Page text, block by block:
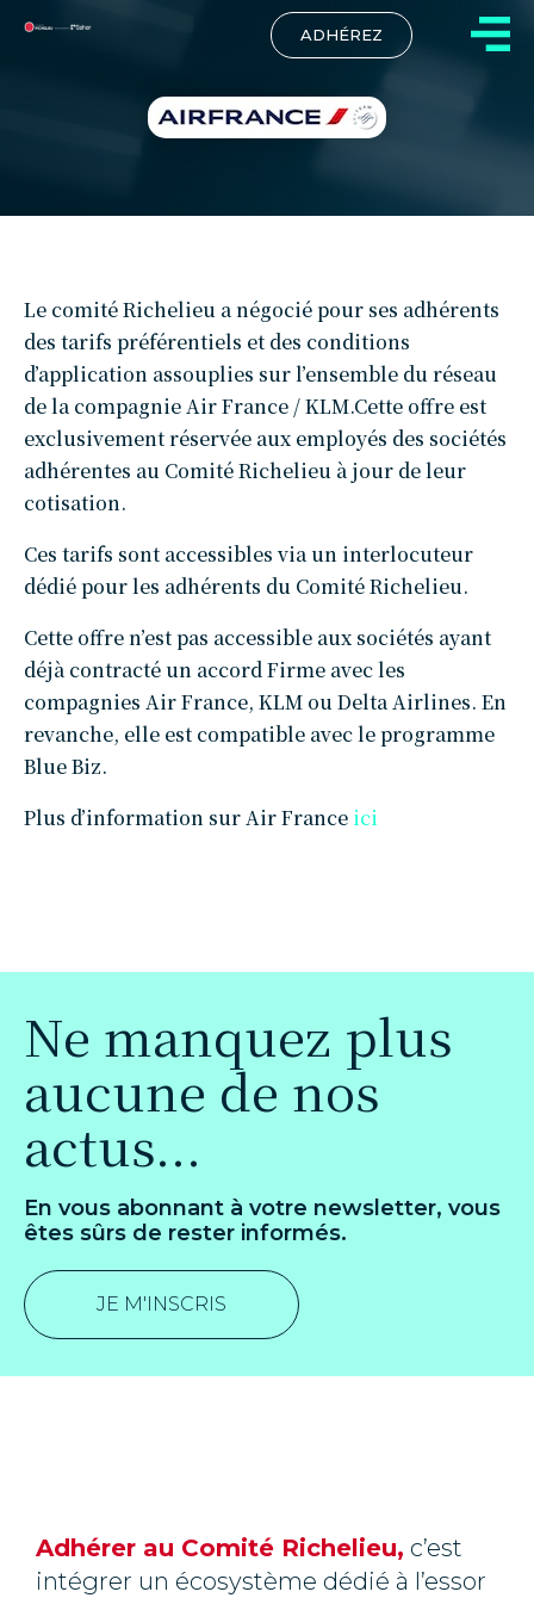
ADHÉREZ
CNRS
Le comité Richelieu a négocié pour ses adhérents
des tarifs préférentiels et des conditions
d’application assouplies sur l’ensemble du réseau
de la compagnie Air France / KLM.Cette offre est
exclusivement réservée aux employés des sociétés
adhérentes au Comité Richelieu à jour de leur
cotisation.
Ces tarifs sont accessibles via un interlocuteur
dédié pour les adhérents du Comité Richelieu.
Cette offre n’est pas accessible aux sociétés ayant
déjà contracté un accord Firme avec les
compagnies Air France, KLM ou Delta Airlines. En
revanche, elle est compatible avec le programme
Blue Biz.
Plus d’information sur Air France ici
Ne manquez plus
aucune de nos
actus...
En vous abonnant à votre newsletter, vous
êtes sûrs de rester informés.
JE M'INSCRIS
Adhérer au Comité Richelieu, c’est
intégrer un écosystème dédié à l’essor